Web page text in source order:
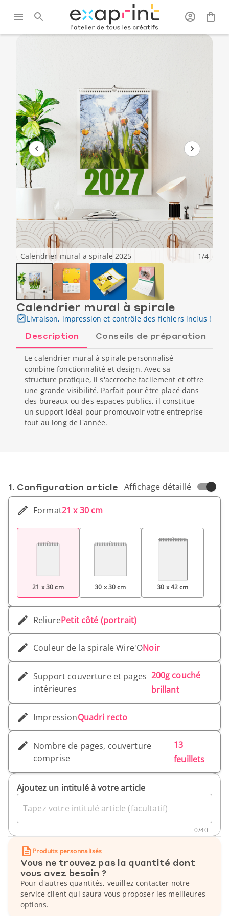
Calendrier mural a spirale 2025 1/4
Calendrier mural à spirale
Livraison, impression et contrôle des fichiers inclus !
Description Conseils de préparation
Le calendrier mural à spirale personnalisé
combine fonctionnalité et design. Avec sa
structure pratique, il s'accroche facilement et offre
une grande visibilité. Parfait pour être placé dans
des bureaux ou des espaces publics, il constitue
un support idéal pour promouvoir votre entreprise
tout au long de l'année.
1. Conf­iguration article Affichage détaillé
Format21 x 30 cm
21 x 30 cm 30 x 30 cm 30 x 42 cm
ReliurePetit côté (portrait)
Couleur de la spirale Wire'ONoir
Support couverture et pages
intérieures
200g couché
brillant
ImpressionQuadri recto
Nombre de pages, couverture
comprise
13
feuillets
Ajoutez un intitulé à votre article
Tapez votre intitulé article (facultatif)
0/40
Produits personnalisés
Vous ne trouvez pas la quantité dont
vous avez besoin ?
Pour d'autres quantités, veuillez contacter notre
service client qui saura vous proposer les meilleures
options.